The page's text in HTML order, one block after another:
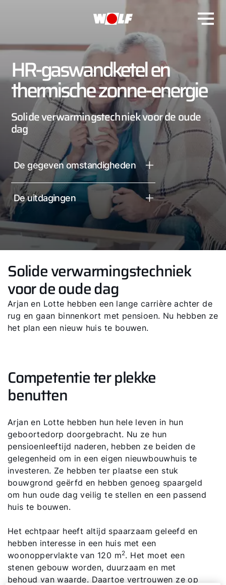
HR-gaswandketel en
thermische zonne-energie
Solide verwarmingstechniek voor de oude
dag
De gegeven omstandigheden
De uitdagingen
Solide verwarmingstechniek
voor de oude dag
Arjan en Lotte hebben een lange carrière achter de
rug en gaan binnenkort met pensioen. Nu hebben ze
het plan een nieuw huis te bouwen.
Competentie ter plekke
benutten
Arjan en Lotte hebben hun hele leven in hun
geboortedorp doorgebracht. Nu ze hun
pensioenleeftijd naderen, hebben ze beiden de
gelegenheid om in een eigen nieuwbouwhuis te
investeren. Ze hebben ter plaatse een stuk
bouwgrond geërfd en hebben genoeg spaargeld
om hun oude dag veilig te stellen en een passend
huis te bouwen.
Het echtpaar heeft altijd spaarzaam geleefd en
hebben interesse in een huis met een
woonoppervlakte van 120 m2. Het moet een
stenen gebouw worden, duurzaam en met
behoud van waarde. Daartoe vertrouwen ze op